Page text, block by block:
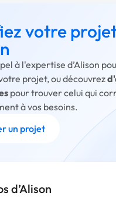
votre
à l'expertise d’Alison
projet, ou découvrez
pour trouver celui qui
à vos besoins.
un projet
d’Alison